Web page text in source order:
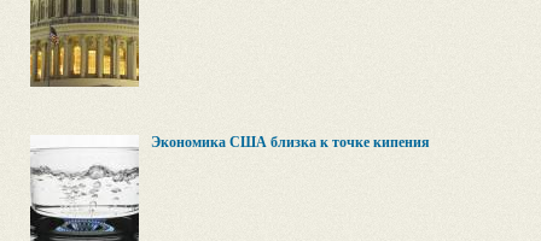
Экономика США близка к точке кипения